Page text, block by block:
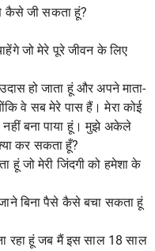
कैसे जी सकता हूं?
जो मेरे पूरे जीवन के लिए
हो जाता हूं और अपने माता-
वे सब मेरे पास हैं। मेरा कोई
नहीं बना पाया हूं। मुझे अकेले
कर सकता हूँ?
जो मेरी जिंदगी को हमेशा के
बिना पैसे कैसे बचा सकता हूं
रहा हूं जब मैं इस साल 18 साल